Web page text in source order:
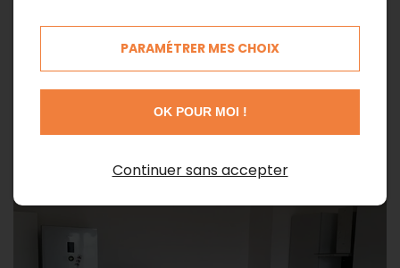
PARAMÉTRER MES CHOIX
OK POUR MOI !
Continuer sans accepter